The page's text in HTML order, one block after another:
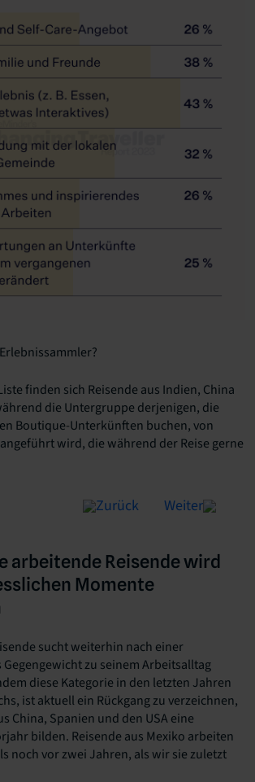
finden sich Reisende aus Indien, China
die Untergruppe derjenigen, die
Boutique-Unterkünften buchen, von
wird, die während der Reise gerne
Zurück Weiter
arbeitende Reisende wird
Momente
sucht weiterhin nach einer
zu seinem Arbeitsalltag
diese Kategorie in den letzten Jahren
ist aktuell ein Rückgang zu verzeichnen,
China, Spanien und den USA eine
bilden. Reisende aus Mexiko arbeiten
noch vor zwei Jahren, als wir sie zuletzt